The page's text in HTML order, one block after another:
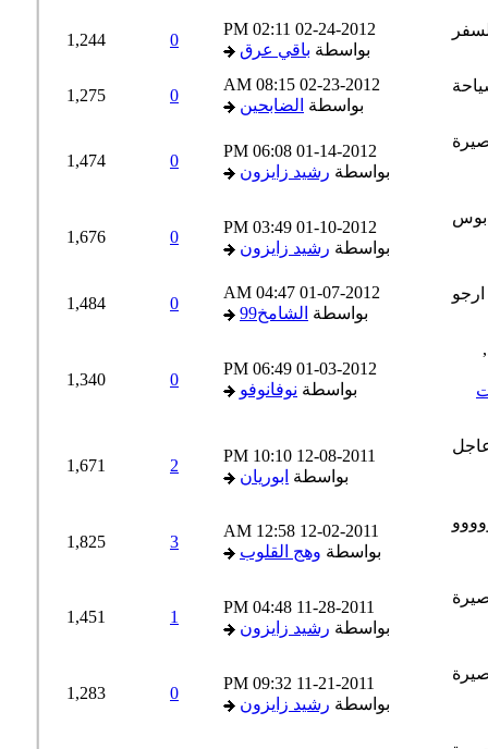
02-24-2012
02:11 PM
بواسطةباقي عرق
1,244
02-23-2012
08:15 AM
بواسطةالضابحين
1,275
01-14-2012
06:08 PM
بواسطةرشيد زايزون
1,474
01-10-2012
03:49 PM
بواسطةرشيد زايزون
1,676
01-07-2012
04:47 AM
بواسطةالشامخ99
1,484
01-03-2012
06:49 PM
بواسطةنوفانوفو
1,340
12-08-2011
10:10 PM
بواسطةابوريان
1,671
12-02-2011
12:58 AM
بواسطةوهج القلوب
1,825
11-28-2011
04:48 PM
بواسطةرشيد زايزون
1,451
11-21-2011
09:32 PM
بواسطةرشيد زايزون
1,283